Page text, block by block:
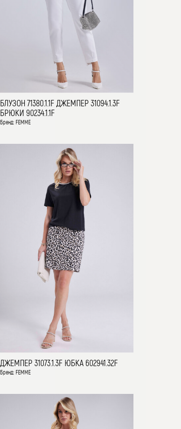
БЛУЗОН 71380.1.1F ДЖЕМПЕР 31094.1.3F
БРЮКИ 90234.1.1F
Бренд: FEMME
ДЖЕМПЕР 31073.1.3F ЮБКА 602941.32F
Бренд: FEMME